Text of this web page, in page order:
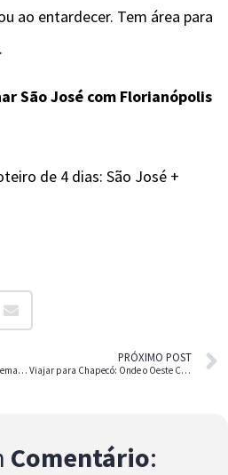
ao entardecer. Tem área para
São José com Florianópolis
de 4 dias: São José +
Viajar para Blumenau: Onde a Alemanha Encontra o Brasil
PRÓXIMO POST
Viajar para Chapecó: Onde o Oeste Catarinense se Destaca
Comentário: